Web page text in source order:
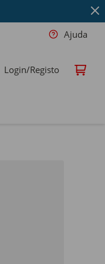
Ajuda
Login/Registo